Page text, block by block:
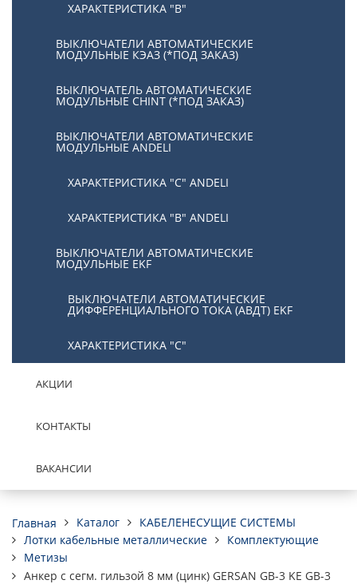
ХАРАКТЕРИСТИКА "В"
ВЫКЛЮЧАТЕЛИ АВТОМАТИЧЕСКИЕ
МОДУЛЬНЫЕ КЭАЗ (*ПОД ЗАКАЗ)
ВЫКЛЮЧАТЕЛЬ АВТОМАТИЧЕСКИЕ
МОДУЛЬНЫЕ CHINT (*ПОД ЗАКАЗ)
ВЫКЛЮЧАТЕЛИ АВТОМАТИЧЕСКИЕ
МОДУЛЬНЫЕ ANDELI
ХАРАКТЕРИСТИКА "C" ANDELI
ХАРАКТЕРИСТИКА "B" ANDELI
ВЫКЛЮЧАТЕЛИ АВТОМАТИЧЕСКИЕ
МОДУЛЬНЫЕ EKF
ВЫКЛЮЧАТЕЛИ АВТОМАТИЧЕСКИЕ
ДИФФЕРЕНЦИАЛЬНОГО ТОКА (АВДТ) EKF
ХАРАКТЕРИСТИКА "С"
АКЦИИ
КОНТАКТЫ
ВАКАНСИИ
Главная Каталог
КАБЕЛЕНЕСУЩИЕ СИСТЕМЫ
Лотки кабельные металлические
Комплектующие
Метизы
Анкер с сегм. гильзой 8 мм (цинк) GERSAN GB-3 KE GB-3